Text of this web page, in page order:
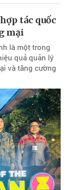
tác quốc
mại
là một trong
quả quản lý
và tăng cường